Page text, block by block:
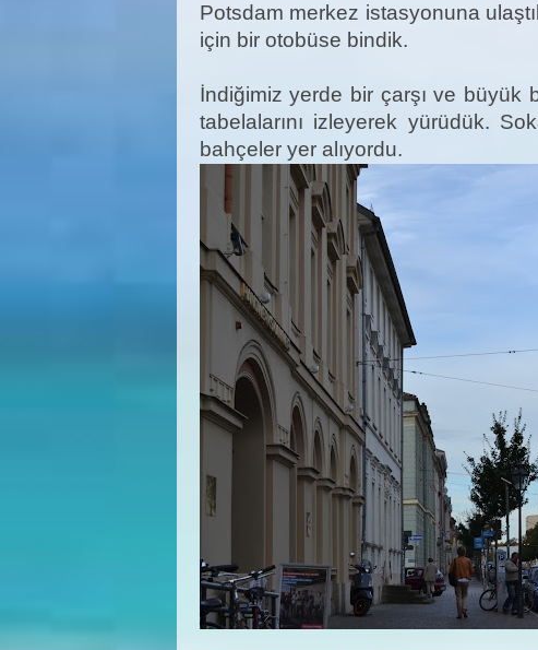
Potsdam merkez istasyonuna
için bir otobüse bindik.
İndiğimiz yerde bir çarşı ve büyük
tabelalarını izleyerek yürüdük.
bahçeler yer alıyordu.